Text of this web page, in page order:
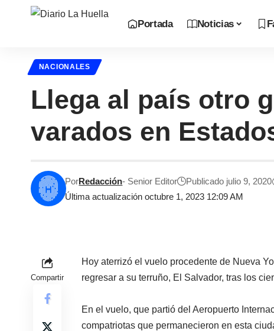
Portada Noticias
NACIONALES
Llega al país otro
varados en
Última actualización octubre 1, 2023 12:09 AM
PorRedacción- Senior Editor Publicado julio 9, 2020
Compartir
Hoy aterrizó el vuelo procedente de Nueva
regresar a su terruño, El Salvador, tras los
En el vuelo, que partió del Aeropuerto
compatriotas que permanecieron en esta